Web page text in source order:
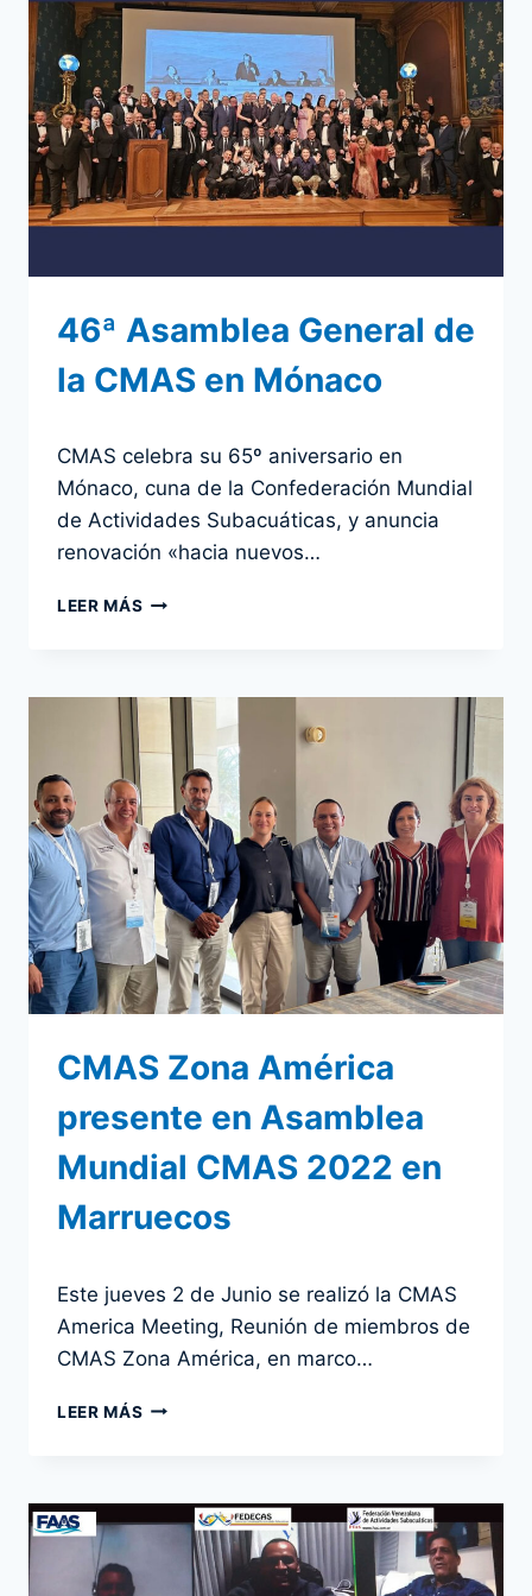
46ª Asamblea General de
la CMAS en Mónaco
admin
CMAS celebra su 65º aniversario en
Mónaco, cuna de la Confederación Mundial
de Actividades Subacuáticas, y anuncia
renovación «hacia nuevos…
LEER MÁS 46ª
LA
CMAS
EN
MÓNACO
CMAS Zona América
presente en Asamblea
Mundial CMAS 2022 en
Marruecos
admin
Este jueves 2 de Junio se realizó la CMAS
America Meeting, Reunión de miembros de
CMAS Zona América, en marco…
LEER MÁS CMAS
EN
ASAMBLEA
MUNDIAL